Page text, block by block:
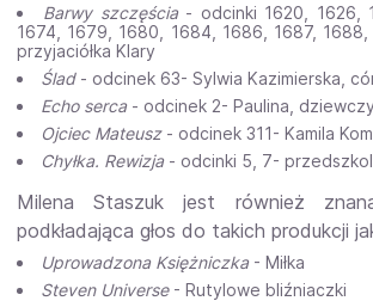
Barwy szczęścia - odcinki 1620, 1626,
1674, 1679, 1680, 1684, 1686, 1687, 1688,
przyjaciółka Klary
Ślad - odcinek 63- Sylwia Kazimierska,
Echo serca - odcinek 2- Paulina,
Ojciec Mateusz - odcinek 311- Kamila
Chyłka. Rewizja - odcinki 5, 7-
Milena Staszuk jest również
podkładająca głos do takich produkcji
Uprowadzona Księżniczka - Miłka
Steven Universe- Rutylowe bliźniaczki